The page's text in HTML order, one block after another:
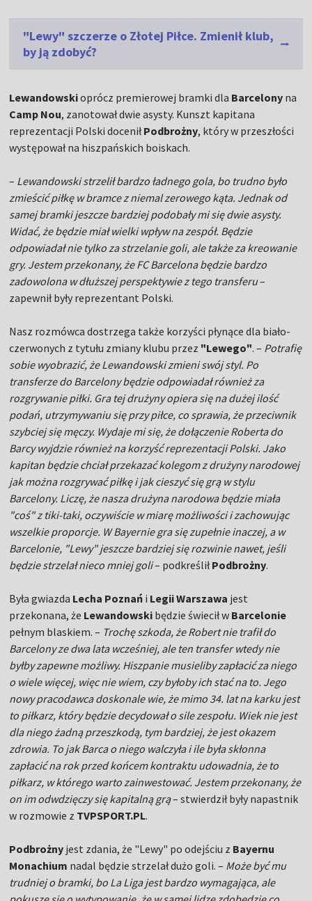
"Lewy" szczerze o Złotej Piłce. Zmienił klub,
by ją zdobyć?
Lewandowskioprócz premierowej bramki dla Barcelony na
Camp Nou, zanotował dwie asysty. Kunszt kapitana
reprezentacji Polski doceniłPodbrożny, który w przeszłości
występował na hiszpańskich boiskach.
– Lewandowski strzelił bardzo ładnego gola, bo trudno było
zmieścić piłkę w bramce z niemal zerowego kąta. Jednak od
samej bramki jeszcze bardziej podobały mi się dwie asysty.
Widać, że będzie miał wielki wpływ na zespół. Będzie
odpowiadał nie tylko za strzelanie goli, ale także za kreowanie
gry. Jestem przekonany, że FC Barcelona będzie bardzo
zadowolona w dłuższej perspektywie z tego transferu–
zapewnił były reprezentant Polski.
Nasz rozmówca dostrzega także korzyści płynące dla biało-
czerwonych z tytułu zmiany klubu przez "Lewego". – Potrafię
sobie wyobrazić, że Lewandowski zmieni swój styl. Po
transferze do Barcelony będzie odpowiadał również za
rozgrywanie piłki. Gra tej drużyny opiera się na dużej ilość
podań, utrzymywaniu się przy piłce, co sprawia, że przeciwnik
szybciej się męczy. Wydaje mi się, że dołączenie Roberta do
Barcy wyjdzie również na korzyść reprezentacji Polski. Jako
kapitan będzie chciał przekazać kolegom z drużyny narodowej
jak można rozgrywać piłkę i jak cieszyć się grą w stylu
Barcelony. Liczę, że nasza drużyna narodowa będzie miała
"coś" z tiki-taki, oczywiście w miarę możliwości i zachowując
wszelkie proporcje. W Bayernie gra się zupełnie inaczej, a w
Barcelonie, "Lewy" jeszcze bardziej się rozwinie nawet, jeśli
będzie strzelał nieco mniej goli– podkreśliłPodbrożny.
Była gwiazda Lecha Poznań i Legii Warszawa jest
przekonana, że Lewandowski będzie świecił w Barcelonie
pełnym blaskiem. – Trochę szkoda, że Robert nie trafił do
Barcelony ze dwa lata wcześniej, ale ten transfer wtedy nie
byłby zapewne możliwy. Hiszpanie musieliby zapłacić za niego
o wiele więcej, więc nie wiem, czy byłoby ich stać na to. Jego
nowy pracodawca doskonale wie, że mimo 34. lat na karku jest
to piłkarz, który będzie decydował o sile zespołu. Wiek nie jest
dla niego żadną przeszkodą, tym bardziej, że jest okazem
zdrowia. To jak Barca o niego walczyła i ile była skłonna
zapłacić na rok przed końcem kontraktu udowadnia, że to
piłkarz, w którego warto zainwestować. Jestem przekonany, że
on im odwdzięczy się kapitalną grą– stwierdził były napastnik
w rozmowie z TVPSPORT.PL.
Podbrożny jest zdania, że "Lewy" po odejściu z Bayernu
Monachium nadal będzie strzelał dużo goli. – Może być mu
trudniej o bramki, bo La Liga jest bardzo wymagająca, ale